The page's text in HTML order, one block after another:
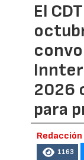
El
2026
para
1163